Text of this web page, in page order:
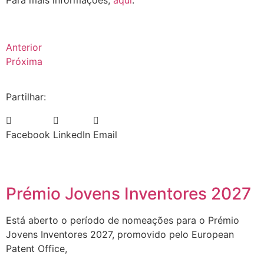
Anterior
Próxima
Partilhar:
Facebook LinkedIn Email
Prémio Jovens Inventores 2027
Está aberto o período de nomeações para o Prémio
Jovens Inventores 2027, promovido pelo European
Patent Office,